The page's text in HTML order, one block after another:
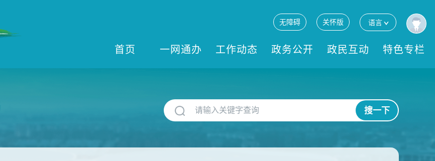
无障碍 关怀版 语言
首页 一网通办 工作动态 政务公开 政民互动 特色专栏
搜一下